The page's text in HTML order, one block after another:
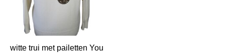
witte trui met pailetten You